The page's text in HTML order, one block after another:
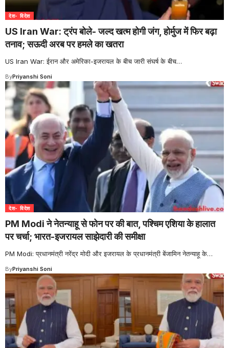
देश- विदेश
US Iran War: ट्रंप बोले- जल्द खत्म होगी जंग, होर्मुज में फिर बढ़ा
तनाव; सऊदी अरब पर हमले का खतरा
US Iran War: ईरान और अमेरिका-इजरायल के बीच जारी संघर्ष के बीच…
ByPriyanshi Soni
देश- विदेश
PM Modi ने नेतन्याहू से फोन पर की बात, पश्चिम एशिया के हालात
पर चर्चा; भारत-इजरायल साझेदारी की समीक्षा
PM Modi: प्रधानमंत्री नरेंद्र मोदी और इजरायल के प्रधानमंत्री बेंजामिन नेतन्याहू के…
ByPriyanshi Soni